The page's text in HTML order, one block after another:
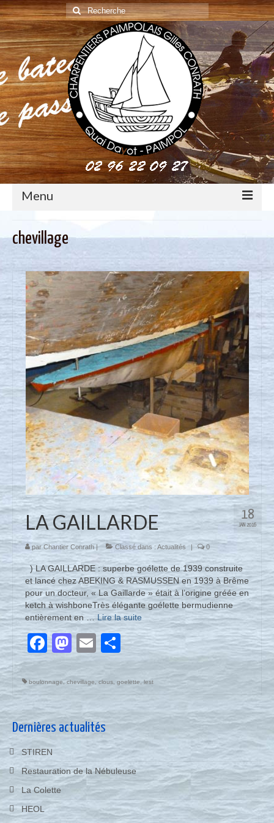
Rechercher
:
Menu
construction : le métier de charpentier de marine
Restauration de bateaux bois
Nous contacter
Actualités
chevillage
18
JAN 2016
LA GAILLARDE
par Chantier Conrath| Classé dans : Actualités | 0
) LA GAILLARDE : superbe goélette de 1939 construite
et lancé chez ABEKING & RASMUSSEN en 1939 à Brême
pour un docteur, « La Gaillarde » était à l’origine gréée en
ketch à wishboneTrès élégante goélette bermudienne
entièrement en …Lire la suite­­
Facebook
Mastodon
Email
Partager
boulonnage,chevillage clous goelette ,lest
Dernières actualités
STIREN
Restauration de la Nébuleuse
La Colette
HEOL